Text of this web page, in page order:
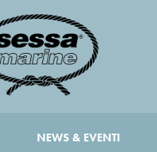
NEWS & EVENTI